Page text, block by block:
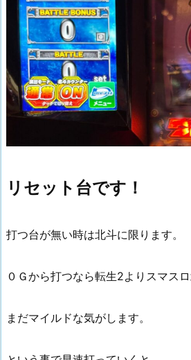
リセット台です！
打つ台が無い時は北斗に限ります。
０Ｇから打つなら転生2よりスマス
まだマイルドな気がします。